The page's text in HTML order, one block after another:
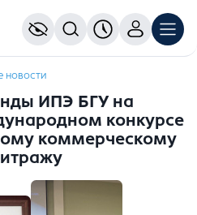
новости
ИПЭ БГУ на
конкурсе
коммерческому